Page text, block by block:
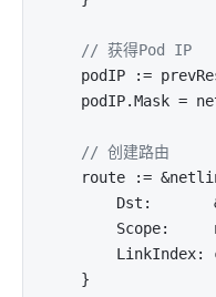
// 获得Pod IP
podIP :=
podIP.Mask =
// 创建路由